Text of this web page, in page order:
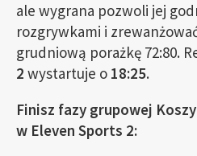
ale wygrana pozwoli jej
rozgrywkami i
grudniową porażkę 72:80.
2 wystartuje o 18:25.
Finisz fazy grupowej
w Eleven Sports 2: